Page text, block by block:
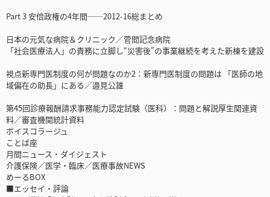
Part 3 安倍政権の4年間──2012-16総まとめ
日本の元気な病院＆クリニック／菅間記念病院
「社会医療法人」の責務に立脚し“災害後”の事業継続を考えた新棟を建設
視点新専門医制度の何が問題なのか2：新専門医制度の問題は 「医師の地
域偏在の助長」にある／邉見公雄
第45回診療報酬請求事務能力認定試験（医科）：問題と解説厚生関連資
料／審査機関統計資料
ボイスコラージュ
ことば座
月間ニュース・ダイジェスト
介護保険／医学・臨床／医療事故NEWS
めーるBOX
■エッセイ・評論